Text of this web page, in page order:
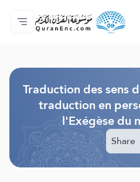
Accueil
Index des traductions
Audio
Services des
Autour du projet
Nous contacter
Langue
Traduction des sens
traduction en
l'Exégèse du
Share